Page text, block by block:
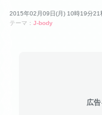
2015年02月09日(月) 10時19分21
テーマ： J-body
広